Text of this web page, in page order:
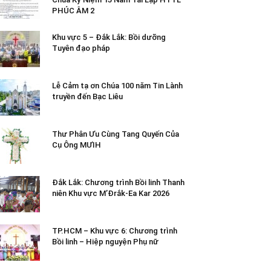
PHÚC ÂM 2
Khu vực 5 – Đắk Lắk: Bồi dưỡng
Tuyên đạo pháp
Lễ Cảm tạ ơn Chúa 100 năm Tin Lành
truyền đến Bạc Liêu
Thư Phân Ưu Cùng Tang Quyến Của
Cụ Ông MƯIH
Đắk Lắk: Chương trình Bồi linh Thanh
niên Khu vực M’Đrắk-Ea Kar 2026
TP.HCM – Khu vực 6: Chương trình
Bồi linh – Hiệp nguyện Phụ nữ